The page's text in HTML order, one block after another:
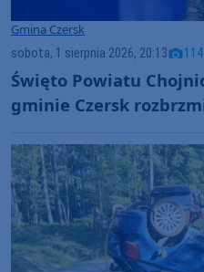
Gmina Czersk
sobota, 1 sierpnia 2026, 20:13 114
Święto Powiatu
gminie Czersk